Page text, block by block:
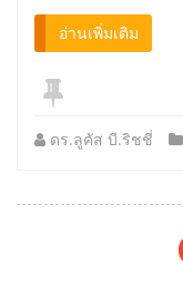
อ่านเพิ่มเติม
ดร.ลูคัส บี.ริชชี่